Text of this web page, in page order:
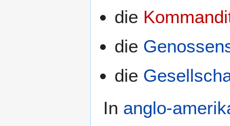
die
die
die
In anglo-